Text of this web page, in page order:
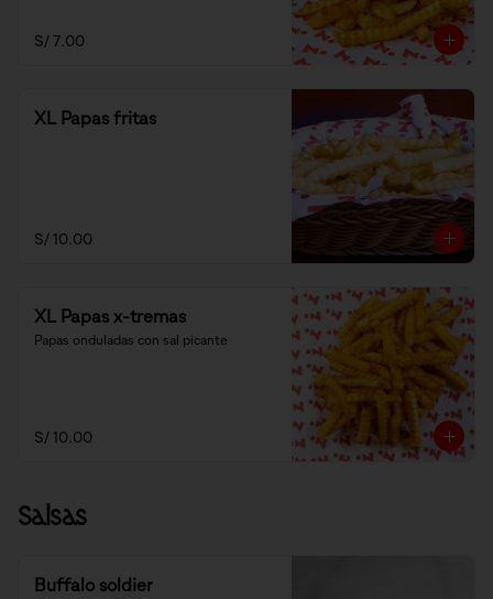
S/ 7.00
XL Papas fritas
S/ 10.00
XL Papas x-tremas
Papas onduladas con sal picante
S/ 10.00
Salsas
Buffalo soldier